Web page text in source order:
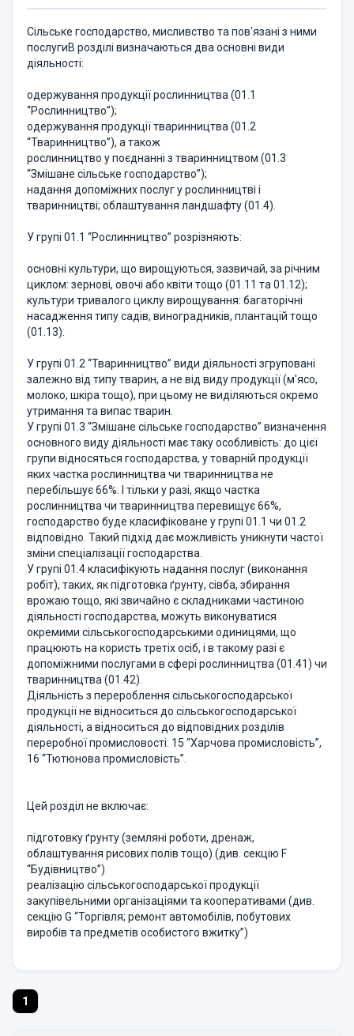
Сільське господарство, мисливство та пов'язані з ними
послугиВ розділі визначаються два основні види
діяльності:
одержування продукції рослинництва (01.1
“Рослинництво”);
одержування продукції тваринництва (01.2
“Тваринництво”), а також
рослинництво у поєднанні з тваринництвом (01.3
“Змішане сільське господарство”);
надання допоміжних послуг у рослинництві і
тваринництві; облаштування ландшафту (01.4).
У групі 01.1 “Рослинництво” розрізняють:
основні культури, що вирощуються, зазвичай, за річним
циклом: зернові, овочі або квіти тощо (01.11 та 01.12);
культури тривалого циклу вирощування: багаторічні
насадження типу садів, виноградників, плантацій тощо
(01.13).
У групі 01.2 “Тваринництво” види діяльності згруповані
залежно від типу тварин, а не від виду продукції (м'ясо,
молоко, шкіра тощо), при цьому не виділяються окремо
утримання та випас тварин.
У групі 01.3 “Змішане сільське господарство” визначення
основного виду діяльності має таку особливість: до цієї
групи відносяться господарства, у товарній продукції
яких частка рослинництва чи тваринництва не
перебільшує 66%. І тільки у разі, якщо частка
рослинництва чи тваринництва перевищує 66%,
господарство буде класифіковане у групі 01.1 чи 01.2
відповідно. Такий підхід дає можливість уникнути частої
зміни спеціалізації господарства.
У групі 01.4 класифікують надання послуг (виконання
робіт), таких, як підготовка ґрунту, сівба, збирання
врожаю тощо, які звичайно є складниками частиною
діяльності господарства, можуть виконуватися
окремими сільськогосподарськими одиницями, що
працюють на користь третіх осіб, і в такому разі є
допоміжними послугами в сфері рослинництва (01.41) чи
тваринництва (01.42).
Діяльність з перероблення сільськогосподарської
продукції не відноситься до сільськогосподарської
діяльності, а відноситься до відповідних розділів
переробної промисловості: 15 “Харчова промисловість”,
16 “Тютюнова промисловість”.
Цей розділ не включає:
підготовку ґрунту (земляні роботи, дренаж,
облаштування рисових полів тощо) (див. секцію F
“Будівництво”)
реалізацію сільськогосподарської продукції
закупівельними організаціями та кооперативами (див.
секцію G “Торгівля; ремонт автомобілів, побутових
виробів та предметів особистого вжитку”)
1